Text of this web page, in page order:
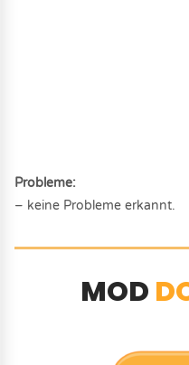
Probleme:
– keine Probleme erkannt.
MOD